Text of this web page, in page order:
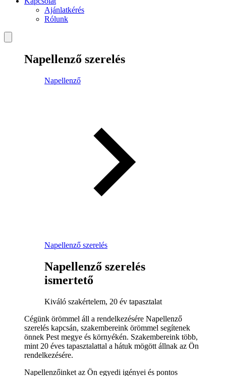
Ajánlatkérés
Rólunk
Napellenző szerelés
Napellenző
Napellenző szerelés
Napellenző szerelés
ismertető
Kiváló szakértelem, 20 év tapasztalat
Cégünk örömmel áll a rendelkezésére Napellenző
szerelés kapcsán, szakembereink örömmel segítenek
önnek Pest megye és környékén. Szakembereink több,
mint 20 éves tapasztalattal a hátuk mögött állnak az Ön
rendelkezésére.
Napellenzőinket az Ön egyedi igényei és pontos